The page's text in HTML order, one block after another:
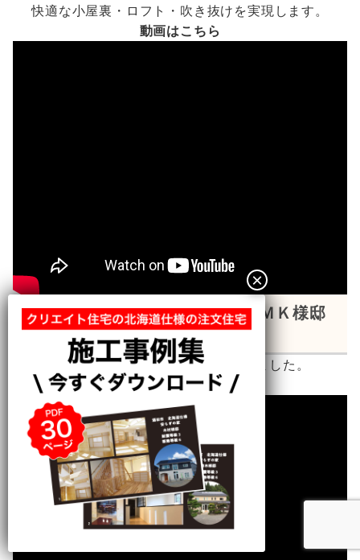
快適な小屋裏・ロフト・吹き抜けを実現します。
動画はこちら
山形県・酒田市山形県・酒田市ＭＫ様邸
建て方工事
５月下旬、ＭＫ様邸建て方工事が行われました。
動画はこちら：１